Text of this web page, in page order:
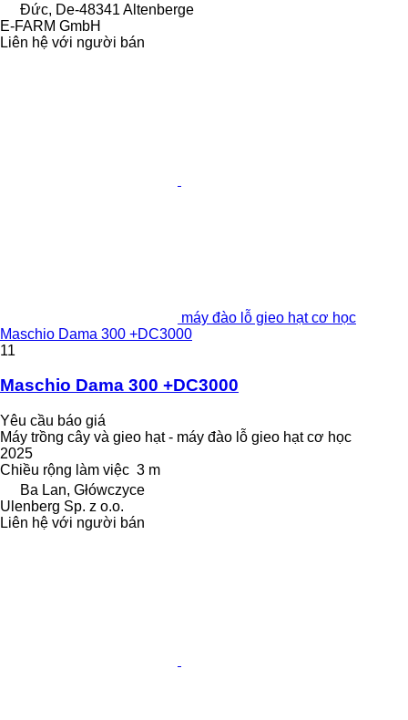
Đức, De-48341 Altenberge
E-FARM GmbH
Liên hệ với người bán
máy đào lỗ gieo hạt cơ học
Maschio Dama 300 +DC3000
11
Maschio Dama 300 +DC3000
Yêu cầu báo giá
Máy trồng cây và gieo hạt - máy đào lỗ gieo hạt cơ học
2025
Chiều rộng làm việc 3 m
Ba Lan, Główczyce
Ulenberg Sp. z o.o.
Liên hệ với người bán